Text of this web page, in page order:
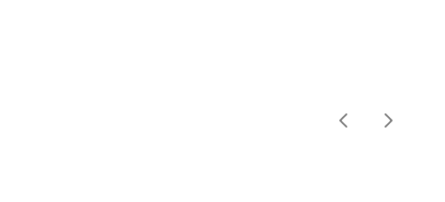
e sofisticada. Ideal para ser consumida pura ou como base
indispensável para quem aprecia uma boa bebida.